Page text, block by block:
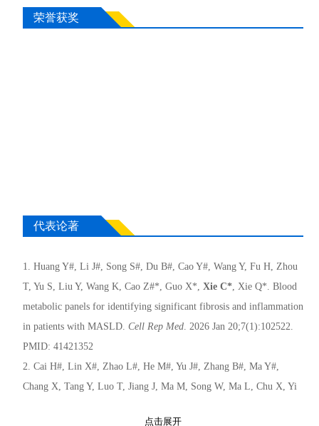
荣誉获奖
代表论著
1. Huang Y#, Li J#, Song S#, Du B#, Cao Y#, Wang Y, Fu H, Zhou
T, Yu S, Liu Y, Wang K, Cao Z#*, Guo X*, Xie C*, Xie Q*. Blood
metabolic panels for identifying significant fibrosis and inflammation
in patients with MASLD. Cell Rep Med. 2026 Jan 20;7(1):102522.
PMID: 41421352
2. Cai H#, Lin X#, Zhao L#, He M#, Yu J#, Zhang B#, Ma Y#,
Chang X, Tang Y, Luo T, Jiang J, Ma M, Song W, Ma L, Chu X, Yi
点击展开